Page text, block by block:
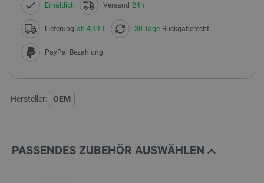
Erhältlich Versand 24h
Lieferung ab 4,99 € 30 Tage Rückgaberecht
PayPal Bezahlung
Hersteller: OEM
PASSENDES ZUBEHÖR AUSWÄHLEN